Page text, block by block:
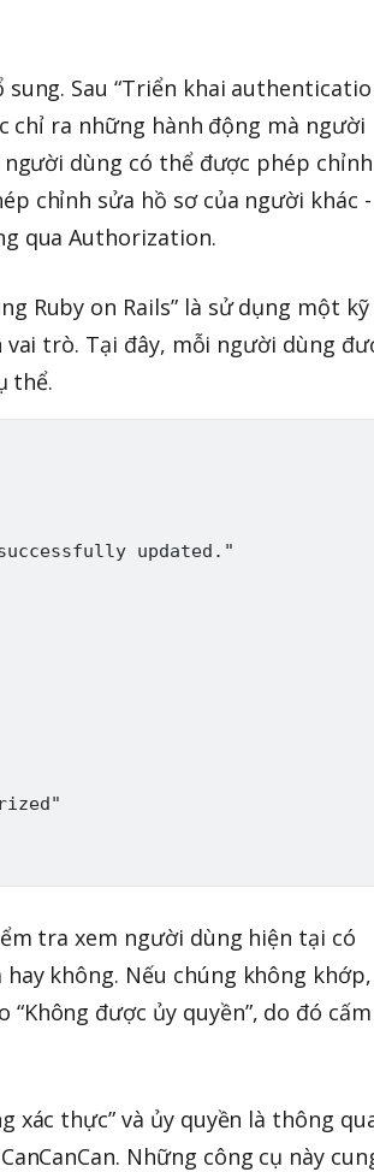
Sau “Triển khai
chỉ ra những hành động mà người
dùng có thể được phép chỉnh
chỉnh sửa hồ sơ của người khác -
qua Authorization.
Ruby on Rails” là sử dụng một kỹ
trò. Tại đây, mỗi người dùng
thể.
updated."
tra xem người dùng hiện tại có
không. Nếu chúng không khớp,
được ủy quyền”, do đó
xác thực” và ủy quyền là thông
Những công cụ này